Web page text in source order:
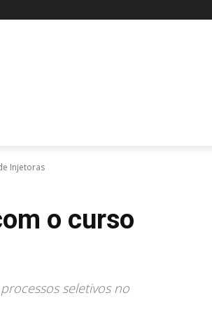
Injetoras
o curso
seletivos no